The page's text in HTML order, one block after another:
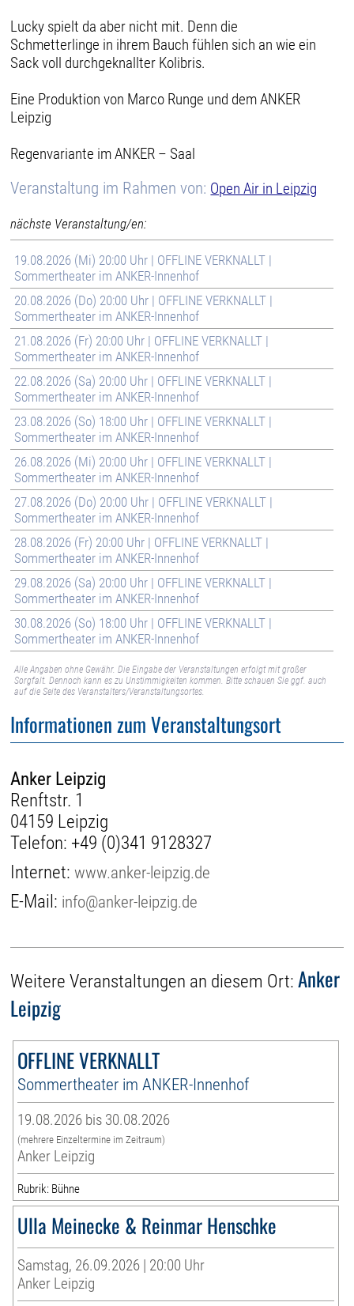
Lucky spielt da aber nicht mit. Denn die
Schmetterlinge in ihrem Bauch fühlen sich an wie ein
Sack voll durchgeknallter Kolibris.
Eine Produktion von Marco Runge und dem ANKER
Leipzig
Regenvariante im ANKER – Saal
Veranstaltung im Rahmen von: Open Air in Leipzig
nächste Veranstaltung/en:
19.08.2026 (Mi) 20:00 Uhr | OFFLINE VERKNALLT |
Sommertheater im ANKER-Innenhof
20.08.2026 (Do) 20:00 Uhr | OFFLINE VERKNALLT |
Sommertheater im ANKER-Innenhof
21.08.2026 (Fr) 20:00 Uhr | OFFLINE VERKNALLT |
Sommertheater im ANKER-Innenhof
22.08.2026 (Sa) 20:00 Uhr | OFFLINE VERKNALLT |
Sommertheater im ANKER-Innenhof
23.08.2026 (So) 18:00 Uhr | OFFLINE VERKNALLT |
Sommertheater im ANKER-Innenhof
26.08.2026 (Mi) 20:00 Uhr | OFFLINE VERKNALLT |
Sommertheater im ANKER-Innenhof
27.08.2026 (Do) 20:00 Uhr | OFFLINE VERKNALLT |
Sommertheater im ANKER-Innenhof
28.08.2026 (Fr) 20:00 Uhr | OFFLINE VERKNALLT |
Sommertheater im ANKER-Innenhof
29.08.2026 (Sa) 20:00 Uhr | OFFLINE VERKNALLT |
Sommertheater im ANKER-Innenhof
30.08.2026 (So) 18:00 Uhr | OFFLINE VERKNALLT |
Sommertheater im ANKER-Innenhof
Alle Angaben ohne Gewähr. Die Eingabe der Veranstaltungen erfolgt mit großer
Sorgfalt. Dennoch kann es zu Unstimmigkeiten kommen. Bitte schauen Sie ggf. auch
auf die Seite des Veranstalters/Veranstaltungsortes.
Informationen zum Veranstaltungsort
Anker Leipzig
Renftstr. 1
04159 Leipzig
Telefon: +49 (0)341 9128327
Internet:www.anker-leipzig.de
E-Mail: info@anker-leipzig.de
Weitere Veranstaltungen an diesem Ort:Anker
Leipzig
OFFLINE VERKNALLT
Sommertheater im ANKER-Innenhof
19.08.2026 bis 30.08.2026
(mehrere Einzeltermine im Zeitraum)
Anker Leipzig
Rubrik: Bühne
Ulla Meinecke & Reinmar Henschke
Samstag, 26.09.2026 | 20:00 Uhr
Anker Leipzig